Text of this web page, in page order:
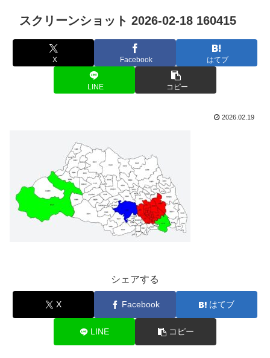
スクリーンショット 2026-02-18 160415
X Facebook はてブ
LINE コピー
2026.02.19
シェアする
X Facebook はてブ
LINE コピー